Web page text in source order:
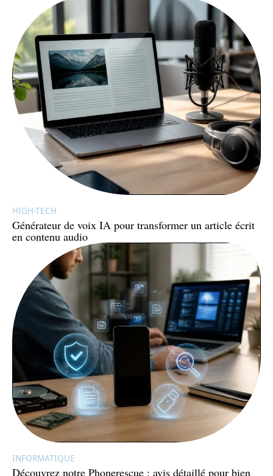
HIGH-TECH
Générateur de voix IA pour transformer un article écrit
en contenu audio
INFORMATIQUE
Découvrez notre Phonerescue : avis détaillé pour bien